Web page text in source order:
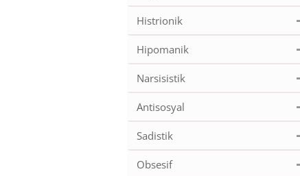
Histrionik
Hipomanik
Narsisistik
Antisosyal
Sadistik
Obsesif